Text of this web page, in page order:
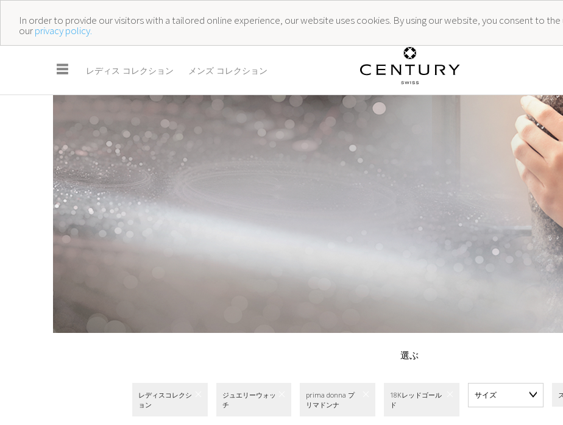
In order to provide our visitors with a tailored online experience, our website uses cookies. By using our website, you consent to
ourprivacy policy.
☰ レディス コレクション メンズ コレクション
選ぶ
レディスコレクシ
ョン
ジュエリーウォッ
チ
prima donna プ
リマドンナ
18Kレッドゴール
ド
サイズ